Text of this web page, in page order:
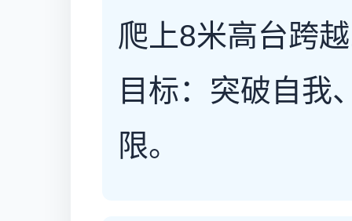
爬上8米高台跨
目标：突破自我
限。